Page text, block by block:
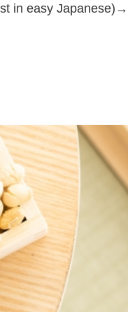
in easy Japanese)→